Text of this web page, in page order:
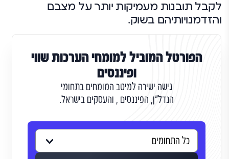
לקבל תובנות מעמיקות יותר על מצבם
והזדמנויותיהם בשוק.
הפורטל המוביל למומחי הערכות שווי
ופיננסים
גישה ישירה למיטב המומחים בתחומי
הנדל"ן, הפיננסים , והעסקים בישראל.